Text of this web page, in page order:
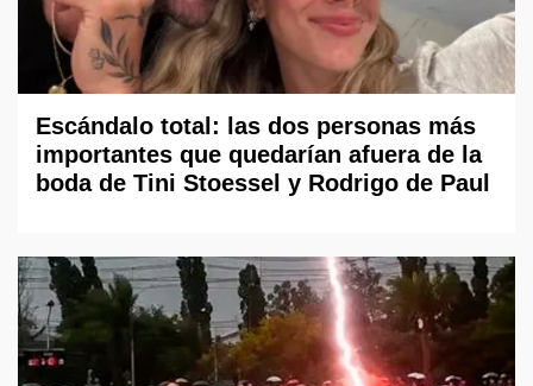
Escándalo total: las dos personas más
importantes que quedarían afuera de la
boda de Tini Stoessel y Rodrigo de Paul